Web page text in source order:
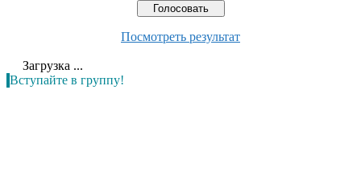
Посмотреть результат
Загрузка ...
Вступайте в группу!